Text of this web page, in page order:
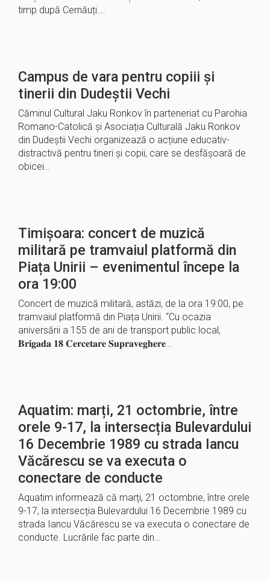
timp după Cernăuți….
Campus de vara pentru copiii și
tinerii din Dudeștii Vechi
Căminul Cultural Jaku Ronkov în parteneriat cu Parohia
Romano-Catolică și Asociația Culturală Jaku Ronkov
din Dudeștii Vechi organizează o acțiune educativ-
distractivă pentru tineri și copii, care se desfășoară de
obicei…
Timișoara: concert de muzică
militară pe tramvaiul platformă din
Piața Unirii – evenimentul începe la
ora 19:00
Concert de muzică militară, astăzi, de la ora 19:00, pe
tramvaiul platformă din Piața Unirii. “Cu ocazia
aniversării a 155 de ani de transport public local,
𝐁𝐫𝐢𝐠𝐚𝐝𝐚 𝟏𝟖 𝐂𝐞𝐫𝐜𝐞𝐭𝐚𝐫𝐞 𝐒𝐮𝐩𝐫𝐚𝐯𝐞𝐠𝐡𝐞𝐫𝐞…
Aquatim: marți, 21 octombrie, între
orele 9-17, la intersecția Bulevardului
16 Decembrie 1989 cu strada Iancu
Văcărescu se va executa o
conectare de conducte
Aquatim informează că marți, 21 octombrie, între orele
9-17, la intersecția Bulevardului 16 Decembrie 1989 cu
strada Iancu Văcărescu se va executa o conectare de
conducte. Lucrările fac parte din…